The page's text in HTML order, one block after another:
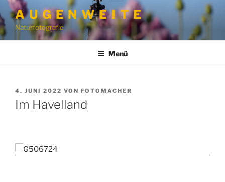
Zum
Inhalt
springen
A U G E N W E I T E
Naturfotografie
Menü
VERÖFFENTLICHT
AM
4. JUNI 2022 VON FOTOMACHER
Im Havelland